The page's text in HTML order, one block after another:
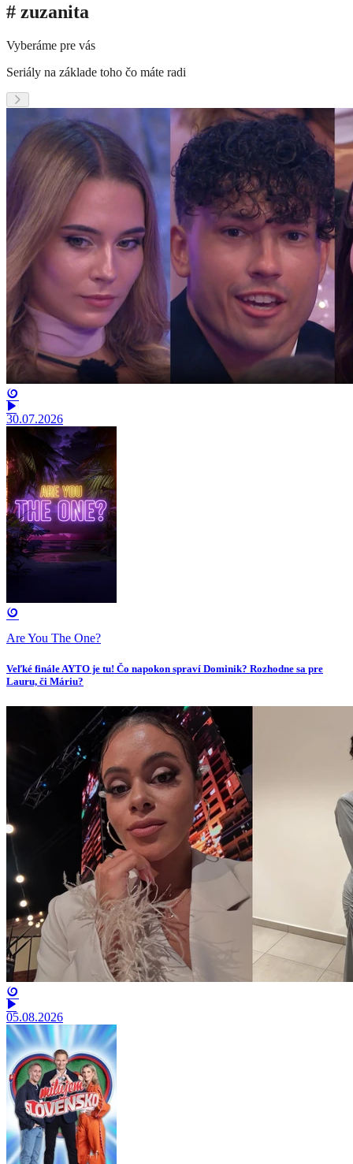
# zuzanita
Vyberáme pre vás
Seriály na základe toho čo máte radi
30.07.2026
Are You The One?
Veľké finále AYTO je tu! Čo napokon spraví Dominik? Rozhodne sa pre
Lauru, či Máriu?
05.08.2026